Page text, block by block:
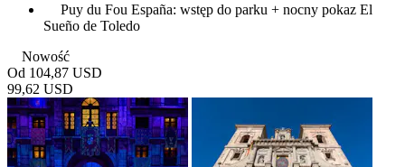
Puy du Fou España: wstęp do parku + nocny pokaz El
Sueño de Toledo
Nowość
Od 104,87 USD
99,62 USD